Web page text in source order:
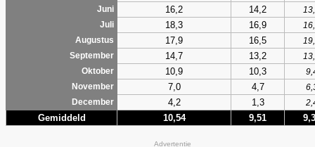
Juni
16,2 14,2
Juli
18,3 16,9
Augustus
17,9 16,5
September
14,7 13,2
Oktober
10,9 10,3
November
7,0 4,7
December
4,2 1,3
Gemiddeld 10,54 9,51
Advertentie